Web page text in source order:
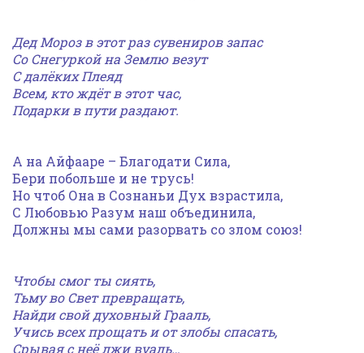
Дед Мороз в этот раз сувениров запас
Со Снегуркой на Землю везут
С далёких Плеяд
Всем, кто ждёт в этот час,
Подарки в пути раздают.
А на Айфааре – Благодати Сила,
Бери побольше и не трусь!
Но чтоб Она в Сознаньи Дух взрастила,
С Любовью Разум наш объединила,
Должны мы сами разорвать со злом союз!
Чтобы смог ты сиять,
Тьму во Свет превращать,
Найди свой духовный Грааль,
Учись всех прощать и от злобы спасать,
Срывая с неё лжи вуаль…